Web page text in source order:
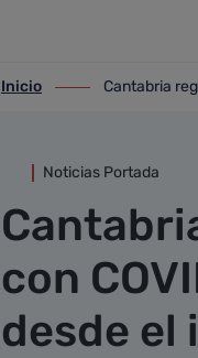
ir-a inicio
Inicio
ir-a Cantabria
Cantabria
Noticias Portada
con
desde el